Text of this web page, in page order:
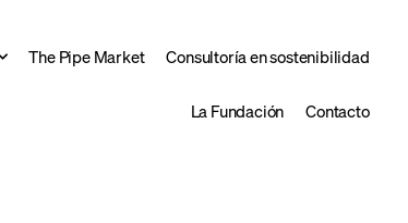
The Pipe Market Consultoría en sostenibilidad
La Fundación Contacto